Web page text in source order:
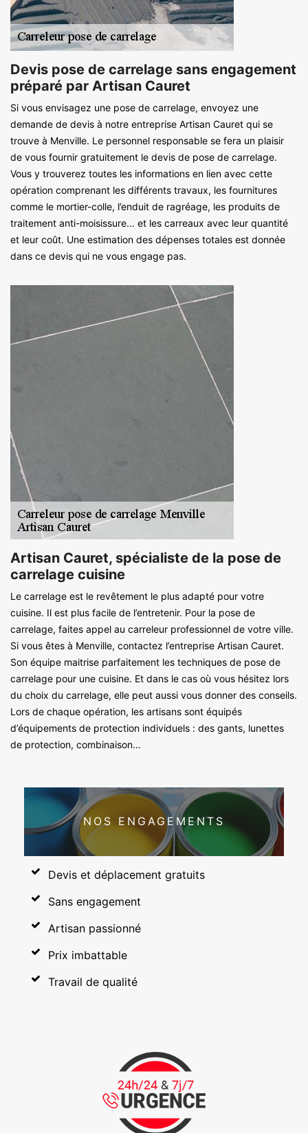
Devis pose de carrelage sans engagement
préparé par Artisan Cauret
Si vous envisagez une pose de carrelage, envoyez une
demande de devis à notre entreprise Artisan Cauret qui se
trouve à Menville. Le personnel responsable se fera un plaisir
de vous fournir gratuitement le devis de pose de carrelage.
Vous y trouverez toutes les informations en lien avec cette
opération comprenant les différents travaux, les fournitures
comme le mortier-colle, l’enduit de ragréage, les produits de
traitement anti-moisissure… et les carreaux avec leur quantité
et leur coût. Une estimation des dépenses totales est donnée
dans ce devis qui ne vous engage pas.
Artisan Cauret, spécialiste de la pose de
carrelage cuisine
Le carrelage est le revêtement le plus adapté pour votre
cuisine. Il est plus facile de l’entretenir. Pour la pose de
carrelage, faites appel au carreleur professionnel de votre ville.
Si vous êtes à Menville, contactez l’entreprise Artisan Cauret.
Son équipe maitrise parfaitement les techniques de pose de
carrelage pour une cuisine. Et dans le cas où vous hésitez lors
du choix du carrelage, elle peut aussi vous donner des conseils.
Lors de chaque opération, les artisans sont équipés
d’équipements de protection individuels : des gants, lunettes
de protection, combinaison…
NOS ENGAGEMENTS
Devis et déplacement gratuits
Sans engagement
Artisan passionné
Prix imbattable
Travail de qualité